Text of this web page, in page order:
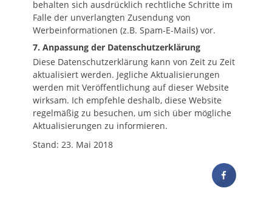
behalten sich ausdrücklich rechtliche Schritte im
Falle der unverlangten Zusendung von
Werbeinformationen (z.B. Spam-E-Mails) vor.
7. Anpassung der Datenschutzerklärung
Diese Datenschutzerklärung kann von Zeit zu Zeit
aktualisiert werden. Jegliche Aktualisierungen
werden mit Veröffentlichung auf dieser Website
wirksam. Ich empfehle deshalb, diese Website
regelmäßig zu besuchen, um sich über mögliche
Aktualisierungen zu informieren.
Stand: 23. Mai 2018